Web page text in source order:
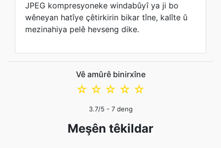
JPEG kompresyoneke windabûyî ya ji bo
wêneyan hatîye çêtirkirin bikar tîne, kalîte û
mezinahiya pelê hevseng dike.
Vê amûrê binirxîne
☆
☆
☆
☆
☆
3.7/5 - 7deng
Meşên têkildar